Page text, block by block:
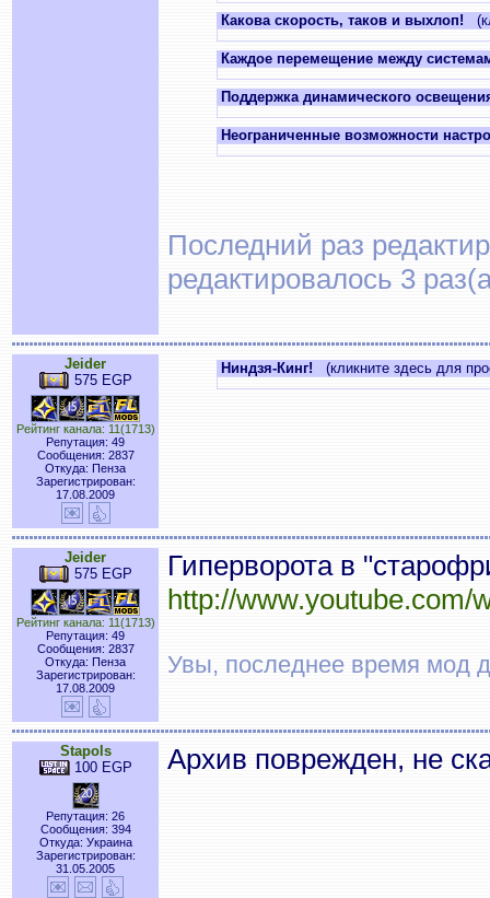
Какова скорость, таков и выхлоп!
Каждое перемещение между
Поддержка динамического
Неограниченные возможности
Последний раз
редактировалось 3
Jeider
575 EGP
Рейтинг канала: 11(1713)
Репутация: 49
Сообщения: 2837
Откуда: Пенза
Зарегистрирован:
17.08.2009
Ниндзя-Кинг! (кликните здесь для
Jeider
575 EGP
Рейтинг канала: 11(1713)
Репутация: 49
Сообщения: 2837
Откуда: Пенза
Зарегистрирован:
17.08.2009
Гиперворота в
http://www.youtube.com/
Увы, последнее время мод
Stapols
100 EGP
Репутация: 26
Сообщения: 394
Откуда: Украина
Зарегистрирован:
31.05.2005
Архив поврежден, не